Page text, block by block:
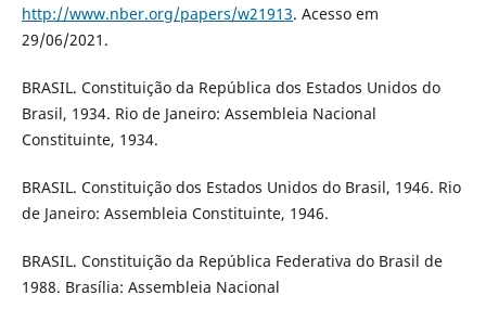
http://www.nber.org/papers/w21913. Acesso em
29/06/2021.
BRASIL. Constituição da República dos Estados Unidos do
Brasil, 1934. Rio de Janeiro: Assembleia Nacional
Constituinte, 1934.
BRASIL. Constituição dos Estados Unidos do Brasil, 1946. Rio
de Janeiro: Assembleia Constituinte, 1946.
BRASIL. Constituição da República Federativa do Brasil de
1988. Brasília: Assembleia Nacional